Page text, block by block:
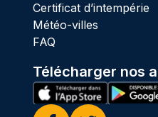
Certificat d’intempérie
Météo-villes
FAQ
Télécharger nos